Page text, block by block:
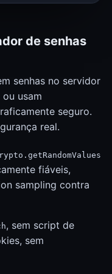
de senhas
senhas no servidor
usam
seguro.
real.
fiáveis,
sampling contra
, sem script de
sem